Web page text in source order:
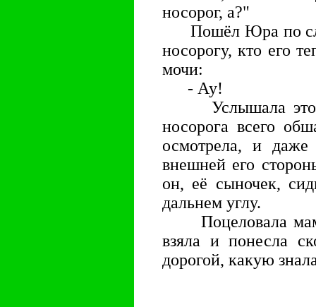
носорог, а?"
Пошёл Юра по
носорогу, кто его
мочи:
- Ау!
Услышала это
носорога всего
осмотрела, и даже
внешней его
он, её сыночек,
дальнем углу.
Поцеловала
взяла и понесла
дорогой, какую